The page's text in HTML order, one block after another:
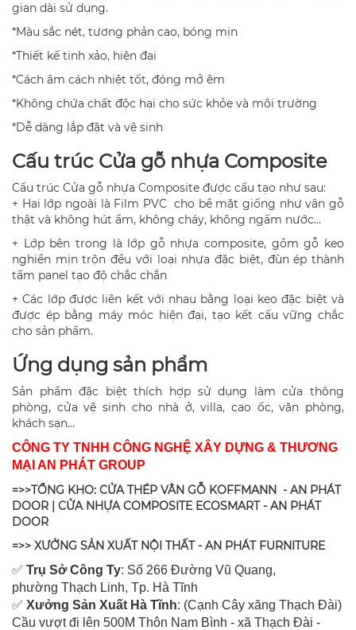
gian dài sử dụng.
*Màu sắc nét, tương phản cao, bóng mịn
*Thiết kế tinh xảo, hiện đại
*Cách âm cách nhiệt tốt, đóng mở êm
*Không chứa chất độc hại cho sức khỏe và môi trường
*Dễ dàng lắp đặt và vệ sinh
Cấu trúc Cửa gỗ nhựa Composite
Cấu trúc Cửa gỗ nhựa Composite được cấu tạo như sau:
+ Hai lớp ngoài là Film PVC cho bề mặt giống như vân gỗ
thật và không hút ẩm, không cháy, không ngấm nước…
+ Lớp bên trong là lớp gỗ nhựa composite, gồm gỗ keo
nghiền mịn trộn đều với loại nhựa đặc biệt, đùn ép thành
tấm panel tạo độ chắc chắn
+ Các lớp được liên kết với nhau bằng loại keo đặc biệt và
được ép bằng máy móc hiện đại, tạo kết cấu vững chắc
cho sản phẩm.
Ứng dụng sản phẩm
Sản phẩm đặc biệt thích hợp sử dụng làm cửa thông
phòng, cửa vệ sinh cho nhà ở, villa, cao ốc, văn phòng,
khách sạn…
CÔNG TY TNHH CÔNG NGHỆ XÂY DỰNG & THƯƠNG
MẠI AN PHÁT GROUP
=>>TỔNG KHO: CỬA THÉP VÂN GỖ KOFFMANN - AN PHÁT
DOOR | CỬA NHỰA COMPOSITE ECOSMART - AN PHÁT
DOOR
=>> XƯỞNG SẢN XUẤT NỘI THẤT - AN PHÁT FURNITURE
✅ Trụ Sở Công Ty: Số 266 Đường Vũ Quang,
phường Thạch Linh, Tp. Hà Tĩnh
✅ Xưởng Sản Xuất Hà Tĩnh: (Cạnh Cây xăng Thạch Đài)
Cầu vượt đi lên 500M Thôn Nam Bình - xã Thạch Đài -